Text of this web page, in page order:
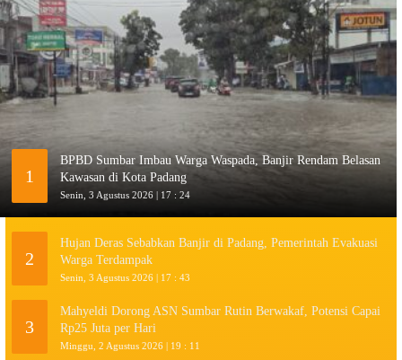
1
BPBD Sumbar Imbau Warga Waspada, Banjir Rendam Belasan
Kawasan di Kota Padang
Senin, 3 Agustus 2026 | 17 : 24
2
Hujan Deras Sebabkan Banjir di Padang, Pemerintah Evakuasi
Warga Terdampak
Senin, 3 Agustus 2026 | 17 : 43
3
Mahyeldi Dorong ASN Sumbar Rutin Berwakaf, Potensi Capai
Rp25 Juta per Hari
Minggu, 2 Agustus 2026 | 19 : 11